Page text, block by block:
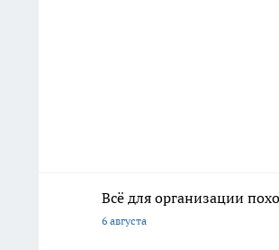
Всё для организации
6 августа